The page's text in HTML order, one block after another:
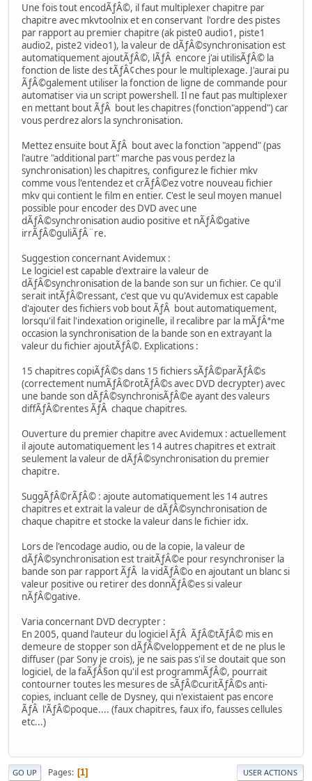
Une fois tout encodÃƒÂ©, il faut multiplexer chapitre par
chapitre avec mkvtoolnix et en conservant l'ordre des pistes
par rapport au premier chapitre (ak piste0 audio1, piste1
audio2, piste2 video1), la valeur de dÃƒÂ©synchronisation est
automatiquement ajoutÃƒÂ©, lÃƒÂ encore j'ai utilisÃƒÂ© la
fonction de liste des tÃƒÂ¢ches pour le multiplexage. J'aurai pu
ÃƒÂ©galement utiliser la fonction de ligne de commande pour
automatiser via un script powershell. Il ne faut pas multiplexer
en mettant bout ÃƒÂ bout les chapitres (fonction"append") car
vous perdrez alors la synchronisation.
Mettez ensuite bout ÃƒÂ bout avec la fonction "append" (pas
l'autre "additional part" marche pas vous perdez la
synchronisation) les chapitres, configurez le fichier mkv
comme vous l'entendez et crÃƒÂ©ez votre nouveau fichier
mkv qui contient le film en entier. C'est le seul moyen manuel
possible pour encoder des DVD avec une
dÃƒÂ©synchronisation audio positive et nÃƒÂ©gative
irrÃƒÂ©guliÃƒÂ¨re.
Suggestion concernant Avidemux :
Le logiciel est capable d'extraire la valeur de
dÃƒÂ©synchronisation de la bande son sur un fichier. Ce qu'il
serait intÃƒÂ©ressant, c'est que vu qu'Avidemux est capable
d'ajouter des fichiers vob bout ÃƒÂ bout automatiquement,
lorsqu'il fait l'indexation originelle, il recalibre par la mÃƒÂªme
occasion la synchronisation de la bande son en extrayant la
valeur du fichier ajoutÃƒÂ©. Explications :
15 chapitres copiÃƒÂ©s dans 15 fichiers sÃƒÂ©parÃƒÂ©s
(correctement numÃƒÂ©rotÃƒÂ©s avec DVD decrypter) avec
une bande son dÃƒÂ©synchronisÃƒÂ©e ayant des valeurs
diffÃƒÂ©rentes ÃƒÂ chaque chapitres.
Ouverture du premier chapitre avec Avidemux : actuellement
il ajoute automatiquement les 14 autres chapitres et extrait
seulement la valeur de dÃƒÂ©synchronisation du premier
chapitre.
SuggÃƒÂ©rÃƒÂ© : ajoute automatiquement les 14 autres
chapitres et extrait la valeur de dÃƒÂ©synchronisation de
chaque chapitre et stocke la valeur dans le fichier idx.
Lors de l'encodage audio, ou de la copie, la valeur de
dÃƒÂ©synchronisation est traitÃƒÂ©e pour resynchroniser la
bande son par rapport ÃƒÂ la vidÃƒÂ©o en ajoutant un blanc si
valeur positive ou retirer des donnÃƒÂ©es si valeur
nÃƒÂ©gative.
Varia concernant DVD decrypter :
En 2005, quand l'auteur du logiciel ÃƒÂ ÃƒÂ©tÃƒÂ© mis en
demeure de stopper son dÃƒÂ©veloppement et de ne plus le
diffuser (par Sony je crois), je ne sais pas s'il se doutait que son
logiciel, de la faÃƒÂ§on qu'il est programmÃƒÂ©, pourrait
contourner toutes les mesures de sÃƒÂ©curitÃƒÂ©s anti-
copies, incluant celle de Dysney, qui n'existaient pas encore
ÃƒÂ l'ÃƒÂ©poque.... (faux chapitres, faux ifo, fausses cellules
etc...)
GO UP Pages 1 USER ACTIONS